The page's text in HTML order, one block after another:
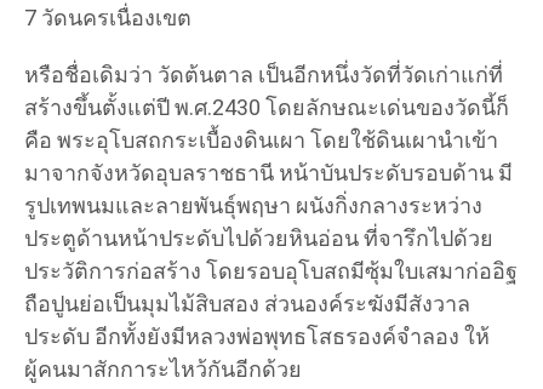
7 วัดนครเนื่องเขต
หรือชื่อเดิมว่า วัดต้นตาล เป็นอีกหนึ่งวัดที่วัดเก่าแก่ที่
สร้างขึ้นตั้งแต่ปี พ.ศ.2430 โดยลักษณะเด่นของวัดนี้ก็
คือ พระอุโบสถกระเบื้องดินเผา โดยใช้ดินเผานำเข้า
มาจากจังหวัดอุบลราชธานี หน้าบันประดับรอบด้าน มี
รูปเทพนมและลายพันธุ์พฤษา ผนังกิ่งกลางระหว่าง
ประตูด้านหน้าประดับไปด้วยหินอ่อน ที่จารึกไปด้วย
ประวัติการก่อสร้าง โดยรอบอุโบสถมีซุ้มใบเสมาก่ออิฐ
ถือปูนย่อเป็นมุมไม้สิบสอง ส่วนองค์ระฆังมีสังวาล
ประดับ อีกทั้งยังมีหลวงพ่อพุทธโสธรองค์จำลอง ให้
ผู้คนมาสักการะไหว้กันอีกด้วย